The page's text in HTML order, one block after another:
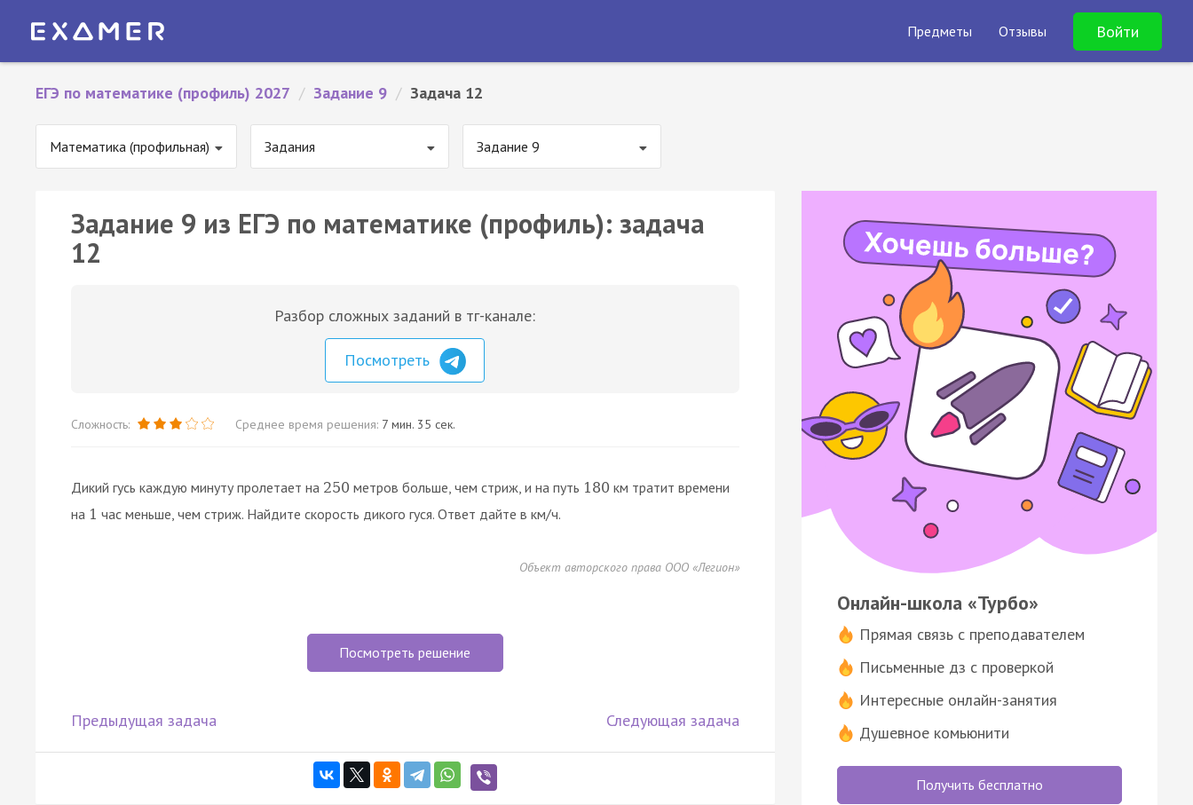
Предметы Отзывы Войти
ЕГЭ по математике (профиль) 2027 / Задание 9 / Задача 12
Математика (профильная) Задания Задание 9
Задание 9 из ЕГЭ по математике (профиль): задача
12
Разбор сложных заданий в тг-канале:
Посмотреть
Сложность: Среднее время решения: 7 мин. 35 сек.
Дикий гусь каждую минуту пролетает на 250 метров больше, чем стриж, и на путь 180 км тратит времени
на 1 час меньше, чем стриж. Найдите скорость дикого гуся. Ответ дайте в км/ч.
Объект авторского права ООО «Легион»
Посмотреть решение
Предыдущая задача Следующая задача
Онлайн-школа «Турбо»
Прямая связь с преподавателем
Письменные дз с проверкой
Интересные онлайн-занятия
Душевное комьюнити
Получить бесплатно